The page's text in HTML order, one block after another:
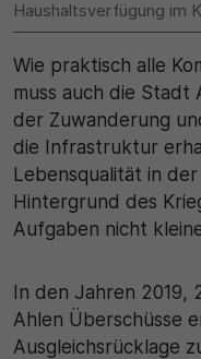
Haushaltsverfügung im
Wie praktisch alle
muss auch die Stadt
der Zuwanderung
die Infrastruktur
Lebensqualität in
Hintergrund des
Aufgaben nicht
In den Jahren 2019,
Ahlen Überschüsse
Ausgleichsrücklage
Dieser Wert
historische
Einstellungen, falls
eingestellt hat.
_pk_ses\..*$
Anbieter
Matomo
Laufzeit
30 Minuten
Wird für statistische
vorübergehende